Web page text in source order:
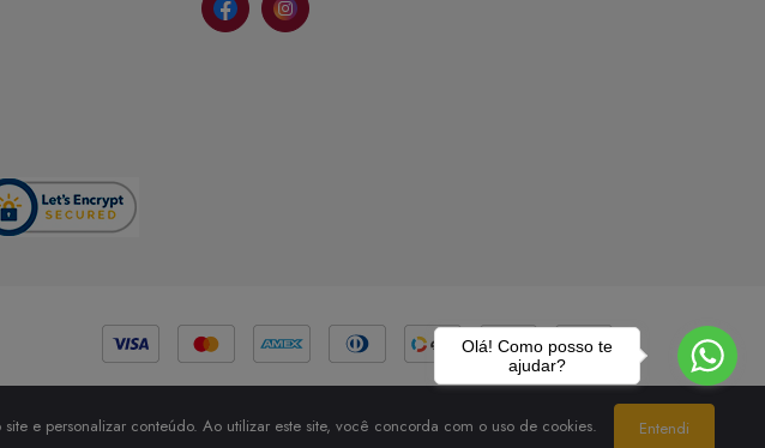
de Pagamento
Olá! Como posso te
ajudar?
e personalizar conteúdo. Ao utilizar este site, você concorda com o uso de cookies. Entendi